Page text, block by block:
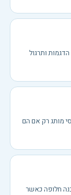
ותרגול
מותג רק אם הם
חלופה כאשר